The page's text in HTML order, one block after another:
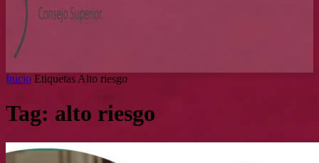
Inicio Etiquetas Alto riesgo
Tag: alto riesgo